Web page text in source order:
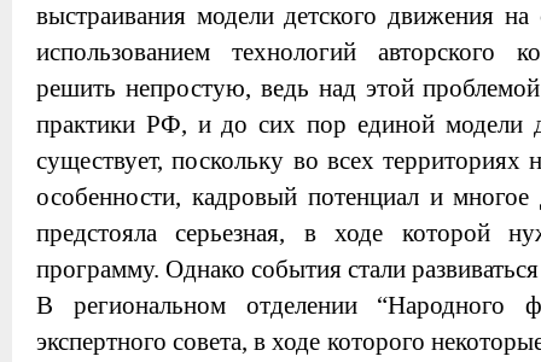
выстраивания модели детского движения
использованием технологий авторского
решить непростую, ведь над этой
практики РФ, и до сих пор единой модели
существует, поскольку во всех
особенности, кадровый потенциал и
предстояла серьезная, в ходе которой
программу. Однако события стали
В региональном отделении “Народного
экспертного совета, в ходе которого